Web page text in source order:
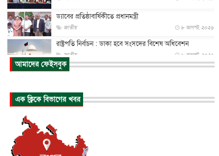
ড্যাবের প্রতিষ্ঠাবার্ষিকীতে প্রধানমন্ত্রী
জাতীয় ৮ আগস্ট, ২০২৬
রাষ্ট্রপতি নির্বাচন : ডাকা হবে সংসদের বিশেষ অধিবেশন
জাতীয় ৮ আগস্ট, ২০২৬
প্রধানমন্ত্রীর সঙ্গে সাক্ষাতে খুদে শিল্পী অনুশ্রী রায়ের স্বপ...
পাকিস্তান-তুরস্কের সঙ্গে প্রতিরক্ষা চুক্তি সৌদি আরবকে কতটা ন...
যুক্তরাজ্যে গ্রুমিং কেলেঙ্কারি : পাকিস্তানির অপরাধে অস্বস্তি...
আন্তর্জাতিক
আমাদের ফেইসবুক
এক ক্লিকে বিভাগের খবর